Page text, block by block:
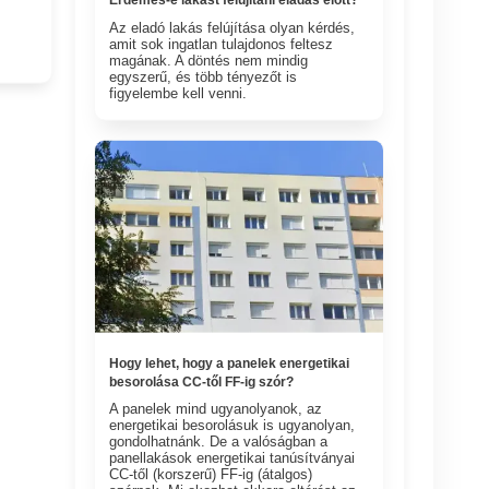
Az eladó lakás felújítása olyan kérdés,
amit sok ingatlan tulajdonos feltesz
magának. A döntés nem mindig
egyszerű, és több tényezőt is
figyelembe kell venni.
Hogy lehet, hogy a panelek energetikai
besorolása CC-től FF-ig szór?
A panelek mind ugyanolyanok, az
energetikai besorolásuk is ugyanolyan,
gondolhatnánk. De a valóságban a
panellakások energetikai tanúsítványai
CC-től (korszerű) FF-ig (átalgos)